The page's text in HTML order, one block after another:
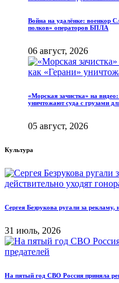
Война на удалёнке: военкор
полков» операторов БПЛА
06 август, 2026
«Морская зачистка» на
уничтожают суда с грузами
05 август, 2026
Культура
Сергея Безрукова ругали за рекламу,
31 июль, 2026
На пятый год СВО Россия приняла